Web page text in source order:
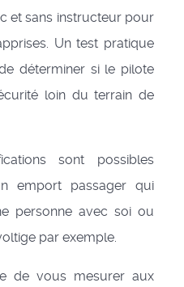
et sans instructeur pour
Un test pratique
déterminer si le pilote
loin du terrain de
sont possibles
emport passager qui
personne avec soi ou
par exemple.
de vous mesurer aux